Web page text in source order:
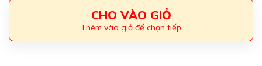
CHO VÀO GIỎ
Thêm vào giỏ để chọn tiếp